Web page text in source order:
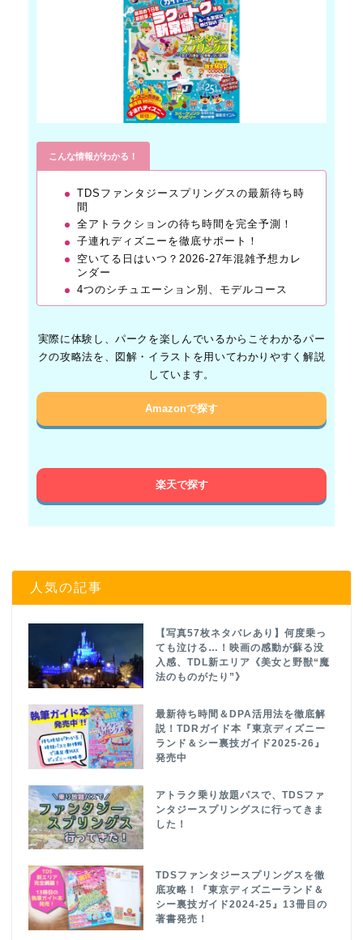
こんな情報がわかる！
TDSファンタジースプリングスの最新待ち時
間
全アトラクションの待ち時間を完全予測！
子連れディズニーを徹底サポート！
空いてる日はいつ？2026-27年混雑予想カレ
ンダー
4つのシチュエーション別、モデルコース
実際に体験し、パークを楽しんでいるからこそわかるパー
クの攻略法を、図解・イラストを用いてわかりやすく解説
しています。
Amazonで探す
楽天で探す
人気の記事
【写真57枚ネタバレあり】何度乗っ
ても泣ける…！映画の感動が蘇る没
入感、TDL新エリア《美女と野獣“魔
法のものがたり”》
最新待ち時間＆DPA活用法を徹底解
説！TDRガイド本『東京ディズニー
ランド＆シー裏技ガイド2025-26』
発売中
アトラク乗り放題パスで、TDSファ
ンタジースプリングスに行ってきま
した！
TDSファンタジースプリングスを徹
底攻略！『東京ディズニーランド＆
シー裏技ガイド2024-25』13冊目の
著書発売！